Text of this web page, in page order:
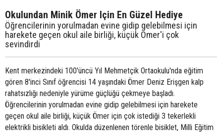
Okulundan Minik Ömer Için En Güzel Hediye
Öğrencilerinin yorulmadan evine gidip gelebilmesi için
harekete geçen okul aile birliği, küçük Ömer'i çok
sevindirdi
Kent merkezindeki 100'üncü Yıl Mehmetçik Ortaokulu'nda eğitim
gören 8'inci Sınıf öğrencisi 14 yaşındaki Ömer Deniz Erişgen kalp
rahatsızlığı nedeniyle yürüme güçlüğü çekmeye başladı.
Öğrencilerinin yorulmadan evine gidip gelebilmesi için harekete
geçen okul aile birliği, küçük Ömer için çok istediği 3 tekerlekli
elektrikli bisikleti aldı. Okulda düzenlenen törenle bisiklet, Milli Eğitim